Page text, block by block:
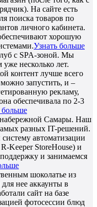
На сайте есть
поиска товаров по
личного кабинета.
хорошую
Узнать больше
с SPA-зоной. Мы
несколько лет.
контент лучше всего
запустить, и –
рекламу,
обеспечивала по 2-3
больше
Самары. Наш
разных IT-решений.
автоматизации
Keeper StoreHouse) и
и занимаемся
шоколатье из
нее аккаунты в
сайт на базе
фотосессии блюд